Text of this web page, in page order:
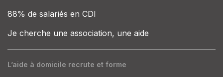
88% de salariés en CDI
Je cherche une association, une aide
L’aide à domicile recrute et forme